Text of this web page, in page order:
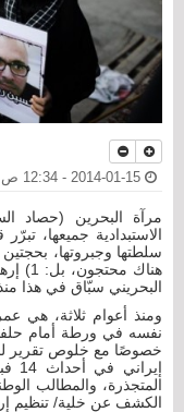
مرآة البحرين (حصاد
الاستبدادية جميعها،
سلطتها وجبروتها، بحجتين
البحريني سبّاق في هذا
نفسه في ورطة أمام
خصوصًا مع خلوص تقرير
المتجذرة، والمطالب
الكشف عن خلية/ تنظيم